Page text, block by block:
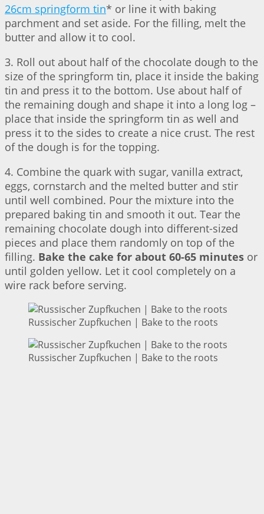
26cm springform tin* or line it with baking
parchment and set aside. For the filling, melt the
butter and allow it to cool.
3. Roll out about half of the chocolate dough to the
size of the springform tin, place it inside the baking
tin and press it to the bottom. Use about half of
the remaining dough and shape it into a long log –
place that inside the springform tin as well and
press it to the sides to create a nice crust. The rest
of the dough is for the topping.
4. Combine the quark with sugar, vanilla extract,
eggs, cornstarch and the melted butter and stir
until well combined. Pour the mixture into the
prepared baking tin and smooth it out. Tear the
remaining chocolate dough into different-sized
pieces and place them randomly on top of the
filling. Bake the cake for about 60-65 minutes or
until golden yellow. Let it cool completely on a
wire rack before serving.
Russischer Zupfkuchen | Bake to the roots
Russischer Zupfkuchen | Bake to the roots